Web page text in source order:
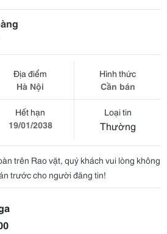
Địa điểm
Hà Nội
Hình thức
Cần bán
Hết hạn
19/01/2038
Loại tin
Thường
trên Rao vặt, quý khách vui lòng không
trước cho người đăng tin!